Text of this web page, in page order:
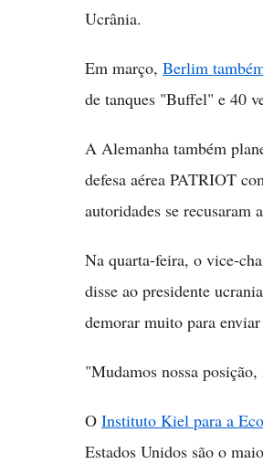
Ucrânia.
Em março, Berlim
de tanques "Buffel" e 40
A Alemanha também
defesa aérea PATRIOT
autoridades se recusaram
Na quarta-feira, o vice-
disse ao presidente
demorar muito para enviar
"Mudamos nossa
O Instituto Kiel para a
Estados Unidos são o